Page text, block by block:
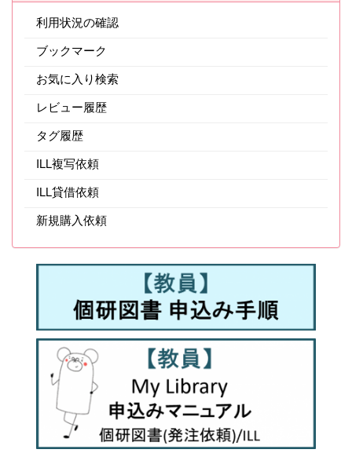
利用状況の確認
ブックマーク
お気に入り検索
レビュー履歴
タグ履歴
ILL複写依頼
ILL貸借依頼
新規購入依頼